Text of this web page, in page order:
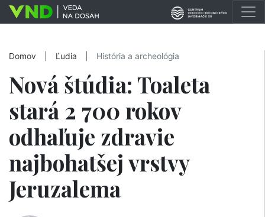
Domov Ľudia História a archeológia
Nová štúdia: Toaleta
stará 2 700 rokov
odhaľuje zdravie
najbohatšej vrstvy
Jeruzalema